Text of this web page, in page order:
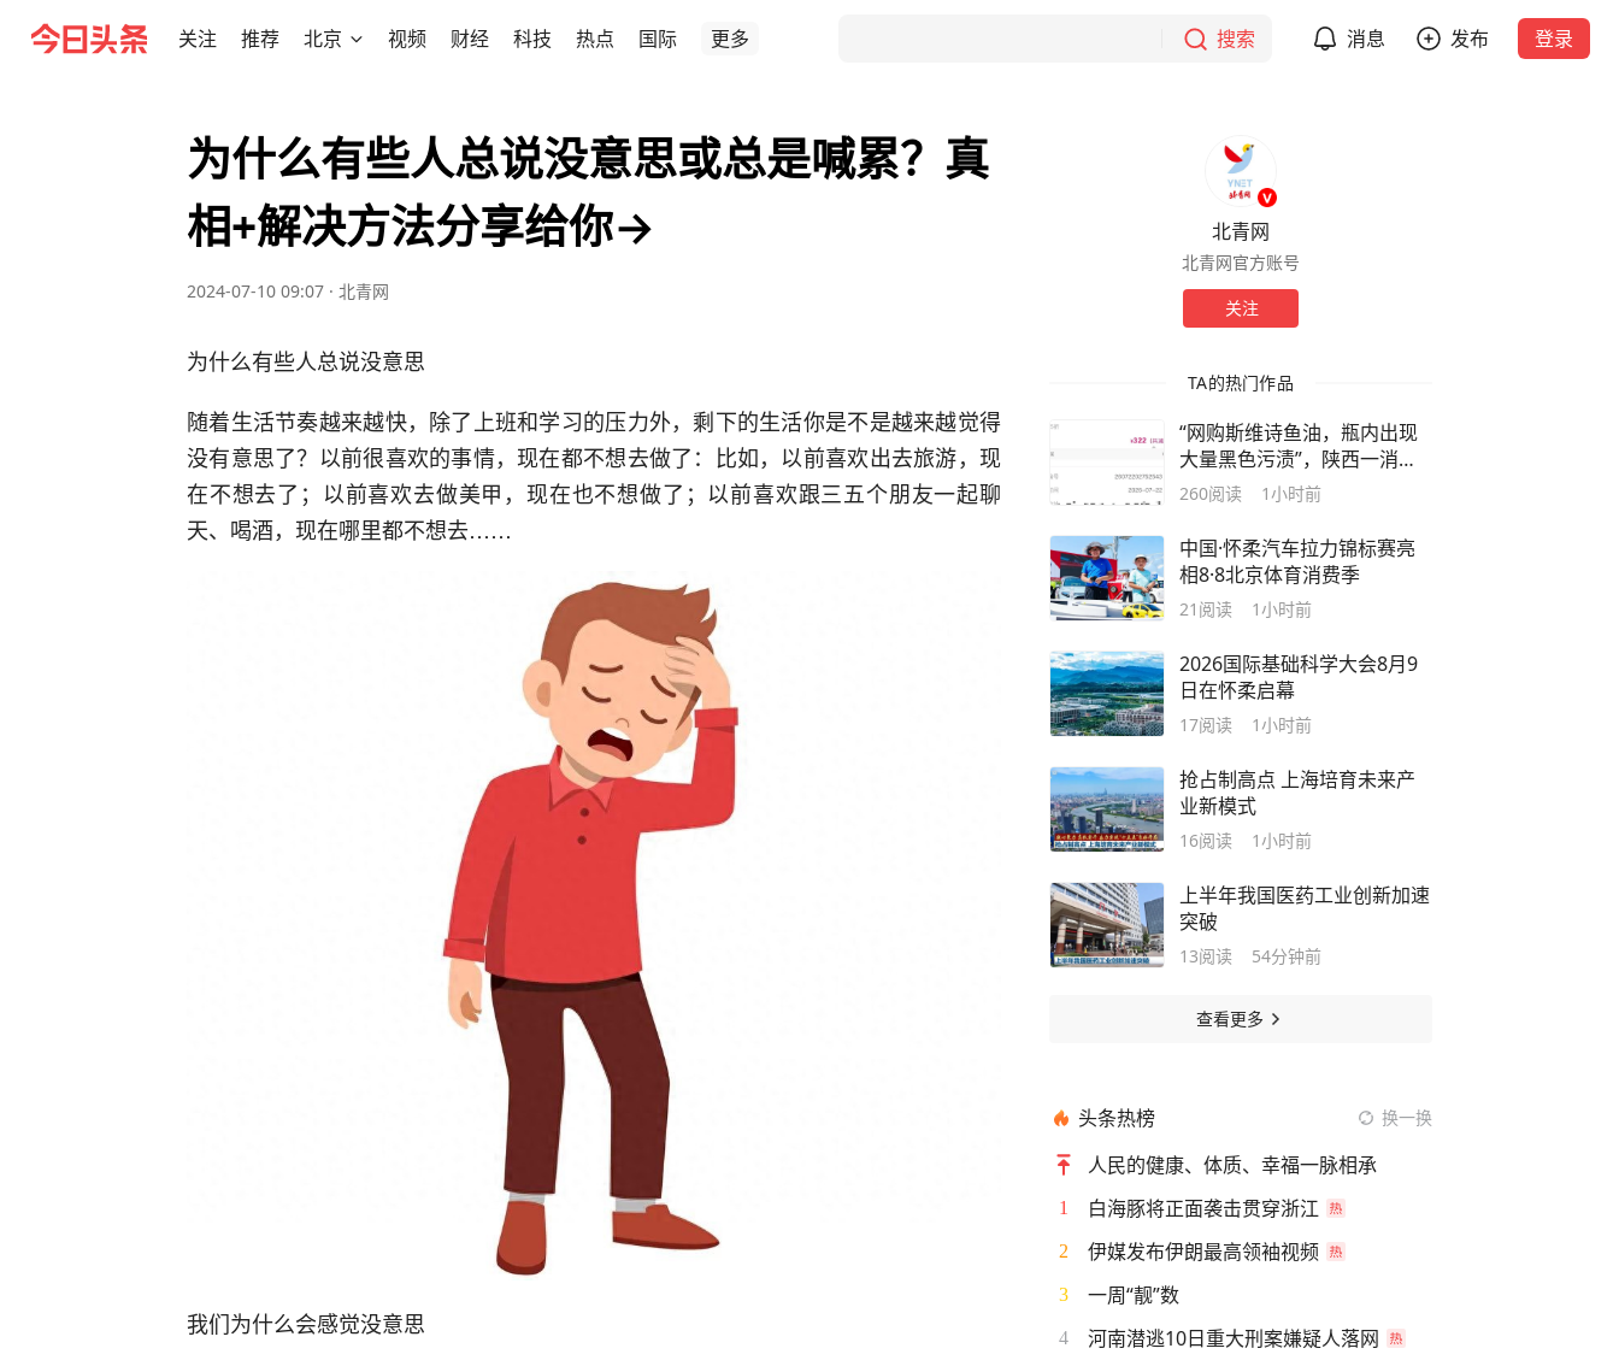
关注 推荐 北京 视频 财经 科技 热点 国际 更多 搜索 消息 发布 登录
为什么有些人总说没意思或总是喊累？真
相+解决方法分享给你→
2024-07-10 09:07 · 北青网
为什么有些人总说没意思
随着生活节奏越来越快，除了上班和学习的压力外，剩下的生活你是不是越来越觉得
没有意思了？以前很喜欢的事情，现在都不想去做了：比如，以前喜欢出去旅游，现
在不想去了；以前喜欢去做美甲，现在也不想做了；以前喜欢跟三五个朋友一起聊
天、喝酒，现在哪里都不想去……
我们为什么会感觉没意思
北青网
北青网官方账号
关注
TA的热门作品
“网购斯维诗鱼油，瓶内出现
大量黑色污渍”，陕西一消费
者提出检测遭拒，网购平台：
260阅读 1小时前
中国·怀柔汽车拉力锦标赛亮
相8·8北京体育消费季
21 阅读 1小时前
2026国际基础科学大会8月9
日在怀柔启幕
17阅读 1小时前
抢占制高点 上海培育未来产
业新模式
16阅读 1小时前
上半年我国医药工业创新加速
突破
13阅读 54分钟前
查看更多
头条热榜 换一换
人民的健康、体质、幸福一脉相承
1 白海豚将正面袭击贯穿浙江
2 伊媒发布伊朗最高领袖视频
3 一周“靓”数
4 河南潜逃10日重大刑案嫌疑人落网